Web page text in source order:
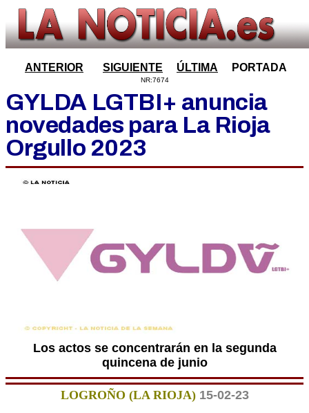
ANTERIOR SIGUIENTE ÚLTIMA PORTADA
NR:7674
GYLDA LGTBI+ anuncia
novedades para La Rioja
Orgullo 2023
Los actos se concentrarán en la segunda
quincena de junio
LOGROÑO (LA RIOJA) 15-02-23